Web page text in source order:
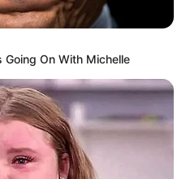
Going On With Michelle